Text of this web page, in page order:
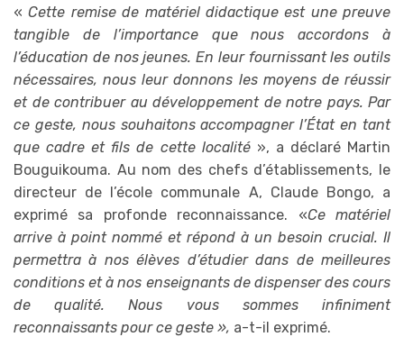
«Cette remise de matériel didactique est une preuve
tangible de l’importance que nous accordons à
l’éducation de nos jeunes. En leur fournissant les outils
nécessaires, nous leur donnons les moyens de réussir
et de contribuer au développement de notre pays. Par
ce geste, nous souhaitons accompagner l’État en tant
que cadre et fils de cette localité», a déclaré Martin
Bouguikouma. Au nom des chefs d’établissements, le
directeur de l’école communale A, Claude Bongo, a
exprimé sa profonde reconnaissance. «Ce matériel
arrive à point nommé et répond à un besoin crucial. Il
permettra à nos élèves d’étudier dans de meilleures
conditions et à nos enseignants de dispenser des cours
de qualité. Nous vous sommes infiniment
reconnaissants pour ce geste », a-t-il exprimé.